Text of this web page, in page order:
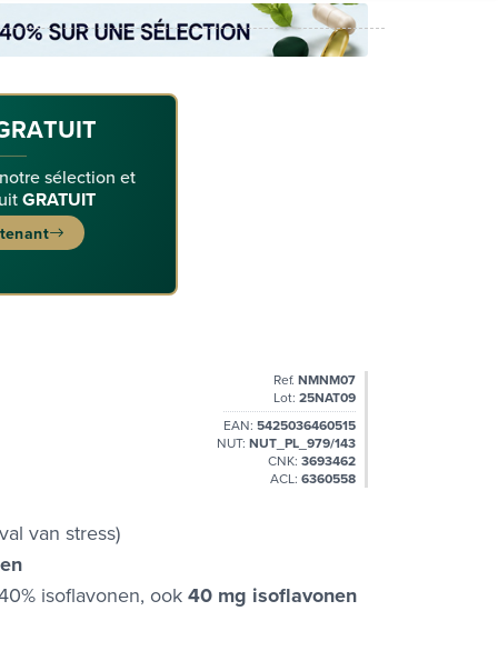
sélection et
GRATUIT
Ref. NMNM07
Lot: 25NAT09
EAN: 5425036460515
NUT: NUT_PL_979/143
CNK: 3693462
ACL: 6360558
van stress)
isoflavonen, ook40 mg isoflavonen